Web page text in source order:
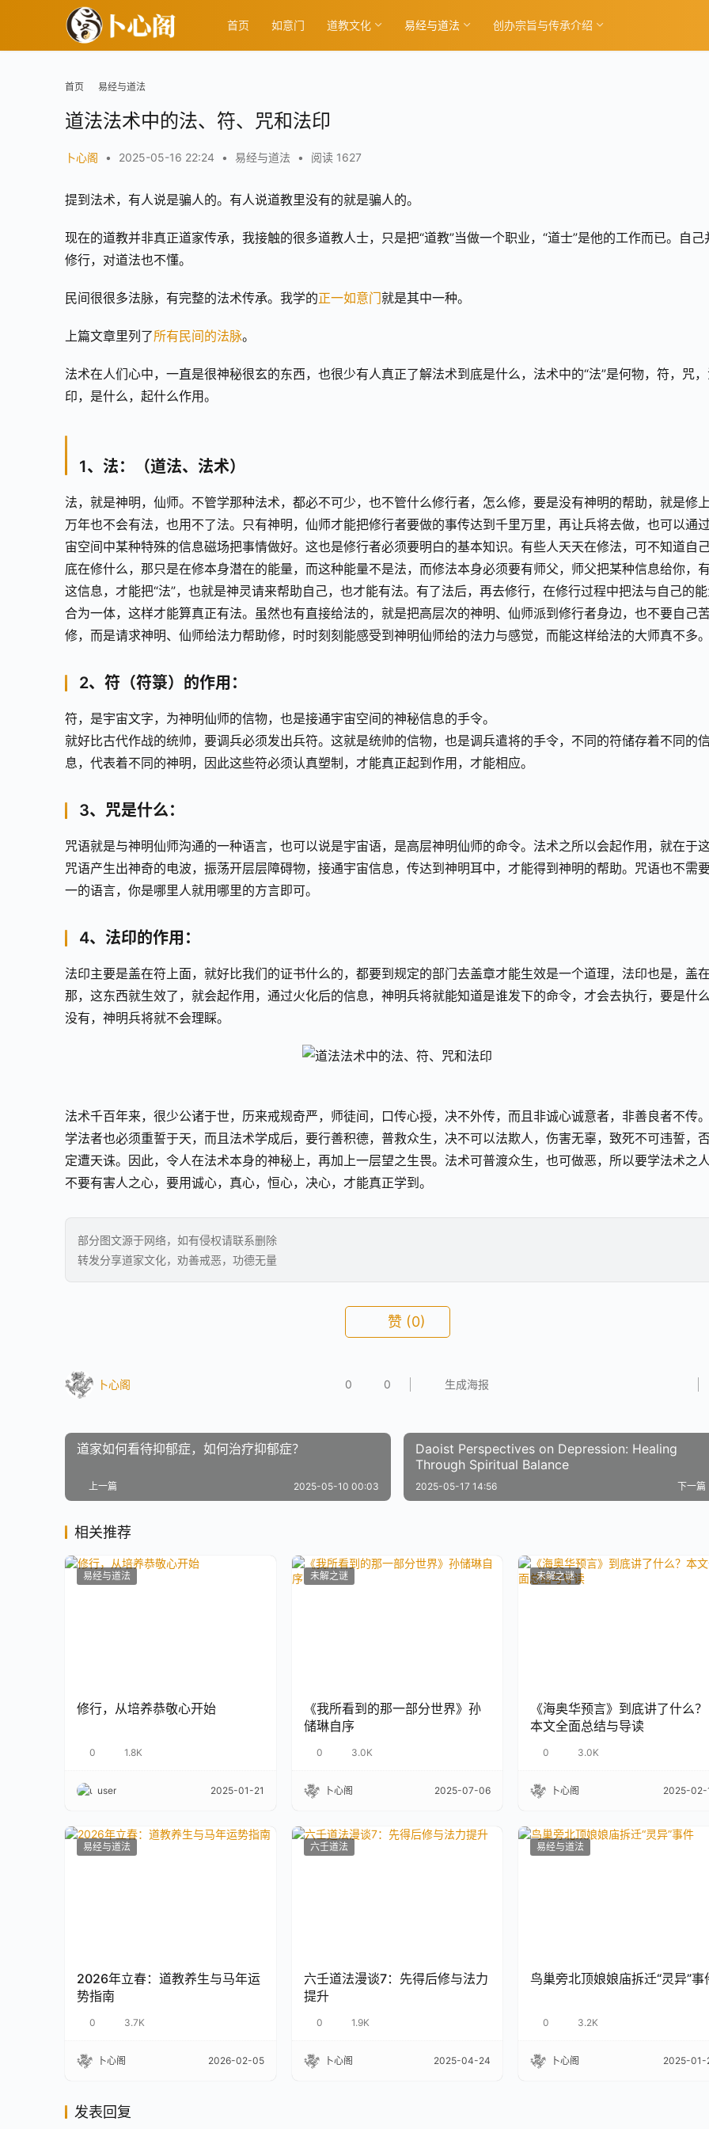
首页 如意门 道教文化 易经与道法 创办宗旨与传承介绍
首页 易经与道法
道法法术中的法、符、咒和法印
卜心阁 • 2025-05-16 22:24 • 易经与道法 • 阅读 1627
提到法术，有人说是骗人的。有人说道教里没有的就是骗人的。
现在的道教并非真正道家传承，我接触的很多道教人士，只是把“道教”当做一个职业，“道士”是他的工作而已。自己
修行，对道法也不懂。
民间很很多法脉，有完整的法术传承。我学的正一如意门就是其中一种。
上篇文章里列了所有民间的法脉。
法术在人们心中，一直是很神秘很玄的东西，也很少有人真正了解法术到底是什么，法术中的“法”是何物，符，咒
印，是什么，起什么作用。
1、法：（道法、法术）
法，就是神明，仙师。不管学那种法术，都必不可少，也不管什么修行者，怎么修，要是没有神明的帮助，就是修
万年也不会有法，也用不了法。只有神明，仙师才能把修行者要做的事传达到千里万里，再让兵将去做，也可以通
宙空间中某种特殊的信息磁场把事情做好。这也是修行者必须要明白的基本知识。有些人天天在修法，可不知道自
底在修什么，那只是在修本身潜在的能量，而这种能量不是法，而修法本身必须要有师父，师父把某种信息给你，
这信息，才能把“法”，也就是神灵请来帮助自己，也才能有法。有了法后，再去修行，在修行过程中把法与自己的
合为一体，这样才能算真正有法。虽然也有直接给法的，就是把高层次的神明、仙师派到修行者身边，也不要自己苦
修，而是请求神明、仙师给法力帮助修，时时刻刻能感受到神明仙师给的法力与感觉，而能这样给法的大师真不多。
2、符（符箓）的作用：
符，是宇宙文字，为神明仙师的信物，也是接通宇宙空间的神秘信息的手令。
就好比古代作战的统帅，要调兵必须发出兵符。这就是统帅的信物，也是调兵遣将的手令，不同的符储存着不同的
息，代表着不同的神明，因此这些符必须认真塑制，才能真正起到作用，才能相应。
3、咒是什么：
咒语就是与神明仙师沟通的一种语言，也可以说是宇宙语，是高层神明仙师的命令。法术之所以会起作用，就在于
咒语产生出神奇的电波，振荡开层层障碍物，接通宇宙信息，传达到神明耳中，才能得到神明的帮助。咒语也不需
一的语言，你是哪里人就用哪里的方言即可。
4、法印的作用：
法印主要是盖在符上面，就好比我们的证书什么的，都要到规定的部门去盖章才能生效是一个道理，法印也是，盖在
那，这东西就生效了，就会起作用，通过火化后的信息，神明兵将就能知道是谁发下的命令，才会去执行，要是什
没有，神明兵将就不会理睬。
法术千百年来，很少公诸于世，历来戒规奇严，师徒间，口传心授，决不外传，而且非诚心诚意者，非善良者不传
学法者也必须重誓于天，而且法术学成后，要行善积德，普救众生，决不可以法欺人，伤害无辜，致死不可违誓，
定遭天诛。因此，令人在法术本身的神秘上，再加上一层望之生畏。法术可普渡众生，也可做恶，所以要学法术之人
不要有害人之心，要用诚心，真心，恒心，决心，才能真正学到。
部分图文源于网络，如有侵权请联系删除
转发分享道家文化，劝善戒恶，功德无量
赞 (0)
卜心阁 0 0 生成海报
道家如何看待抑郁症，如何治疗抑郁症？
上一篇 2025-05-10 00:03
Daoist Perspectives on Depression: Healing
Through Spiritual Balance
下一篇
2025-05-17 14:56
相关推荐
易经与道法
修行，从培养恭敬心开始
0 1.8K
user 2025-01-21
未解之谜
《我所看到的那一部分世界》孙
储琳自序
0 3.0K
卜心阁 2025-07-06
未解之谜
《海奥华预言》到底讲了什么？
本文全面总结与导读
0 3.0K
卜心阁 2025-02-
易经与道法
2026年立春：道教养生与马年运
势指南
0 3.7K
卜心阁 2026-02-05
六壬道法
六壬道法漫谈7：先得后修与法力
提升
0 1.9K
卜心阁 2025-04-24
易经与道法
鸟巢旁北顶娘娘庙拆迁“灵异”事
0 3.2K
卜心阁 2025-01-
发表回复